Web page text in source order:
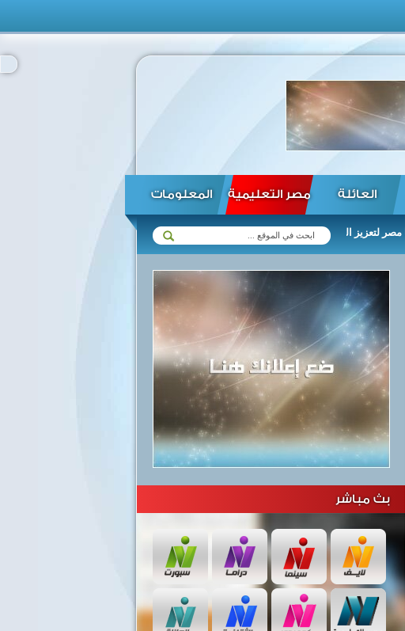
العائلة مصر التعليمية المعلومات
الرئيس السيسي يؤكد استعداد العلاقات مع زيمبابوي في مختلف المجالات ...
بث مباشر